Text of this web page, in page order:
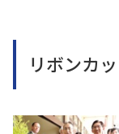
リボンカ